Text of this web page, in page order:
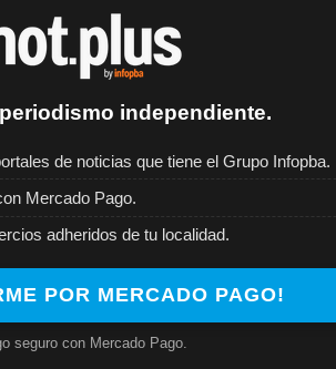
independiente.
de noticias que tiene el Grupo Infopba.
Mercado Pago.
adheridos de tu localidad.
POR MERCADO PAGO!
seguro con Mercado Pago.